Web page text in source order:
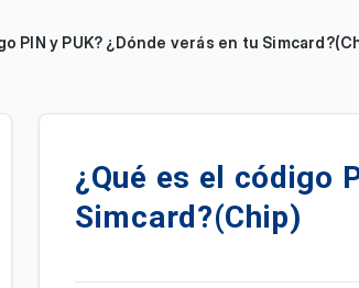
PIN y PUK? ¿Dónde verás en tu
¿Qué es el código
Simcard?(Chip)